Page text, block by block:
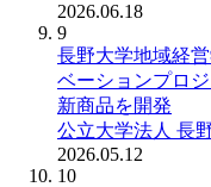
2026.06.18
9
長野大学地域経
ベーションプロ
新商品を開発
公立大学法人 長
2026.05.12
10